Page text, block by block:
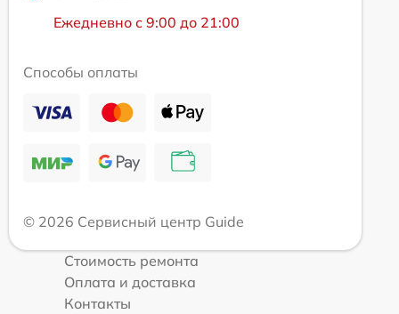
Ежедневно с 9:00 до 21:00
Способы оплаты
© 2026 Сервисный центр Guide
Стоимость ремонта
Оплата и доставка
Контакты